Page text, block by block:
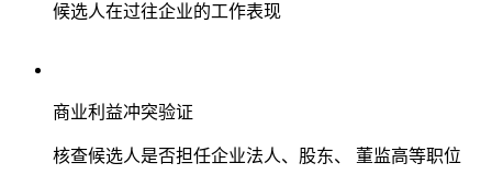
候选人在过往企业的工作表现
商业利益冲突验证
核查候选人是否担任企业法人、股东、 董监高等职位